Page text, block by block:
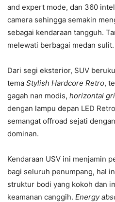
and expert mode, dan 360
camera sehingga semakin
sebagai kendaraan tangguh.
melewati berbagai medan sulit.
Dari segi eksterior, SUV
tema Stylish Hardcore Retro,
gagah nan modis, horizontal
dengan lampu depan LED
semangat offroad sejati
dominan.
Kendaraan USV ini menjamin
bagi seluruh penumpang, hal
struktur bodi yang kokoh dan
keamanan canggih. Energy